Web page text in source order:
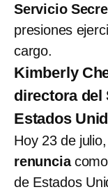
Servicio
presiones
cargo.
Kimberly
directora del
Estados
Hoy 23 de julio,
renunciacomo
de Estados